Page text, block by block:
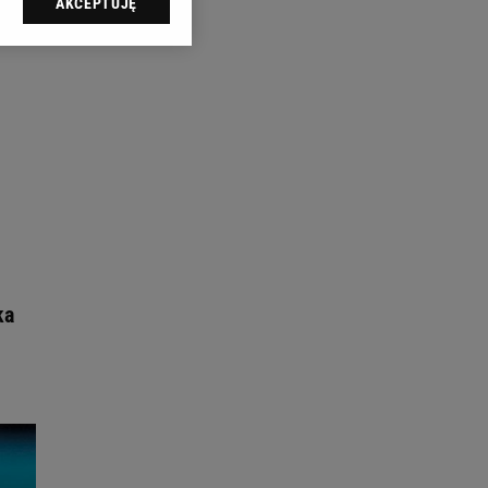
sp. z o.o., jej
swoje preferencje
celów identyfikacji.
reklam i treści,